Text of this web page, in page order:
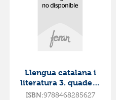
Llengua catalana i
literatura 3. quadern
d´aprenentatge
ISBN:9788468285627